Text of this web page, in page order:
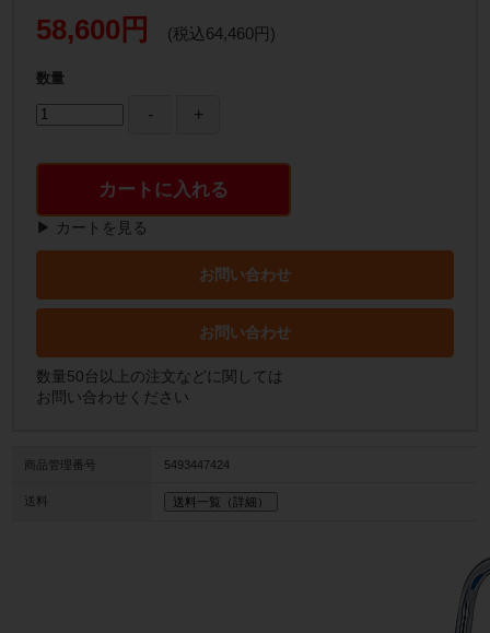
58,600円 (税込64,460円)
数量
カートに入れる
▶ カートを見る
お問い合わせ
お問い合わせ
数量50台以上の注文などに関しては
お問い合わせください
商品管理番号 5493447424
送料 送料一覧（詳細）